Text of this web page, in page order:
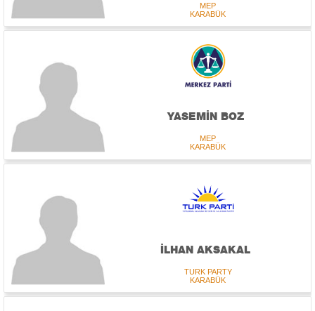
MEP
KARABÜK
YASEMİN BOZ
MEP
KARABÜK
İLHAN AKSAKAL
TURK PARTY
KARABÜK